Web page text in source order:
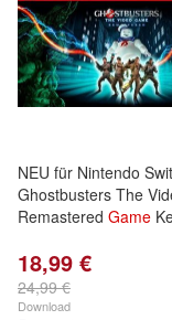
NEU für Nintendo
Ghostbusters The
Remastered Game
18,99 €
24,99 €
Download